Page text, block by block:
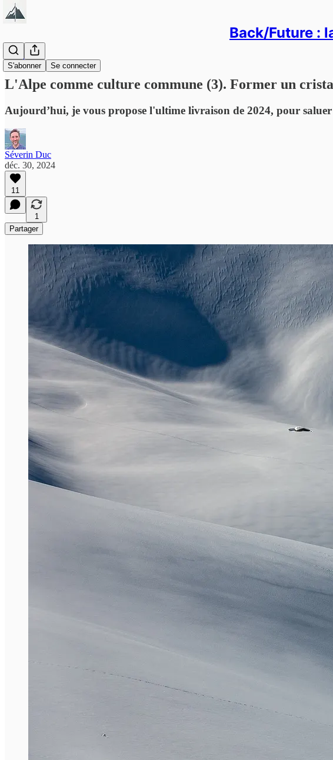
Back/Future :
S'abonner Se connecter
Newsletter
L'Alpe comme culture commune (3). Former un
Aujourd’hui, je vous propose l'ultime livraison de 2024, pour saluer
Séverin Duc
déc. 30, 2024
11
1
Partager